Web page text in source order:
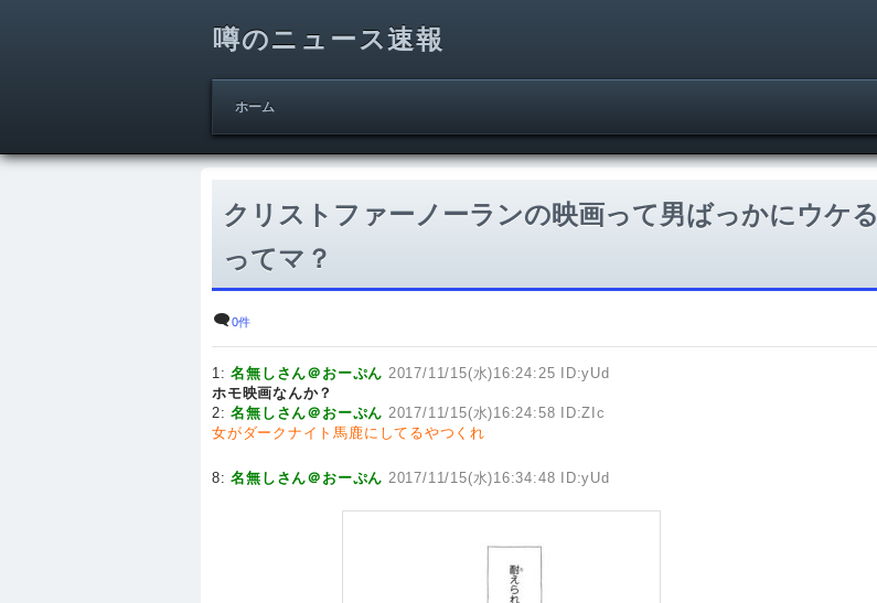
噂のニュース速報
ホーム
クリストファーノーランの映画って男ばっかにウケる
ってマ？
0件
1:名無しさん＠おーぷん 2017/11/15(水)16:24:25 ID:yUd
ホモ映画なんか？
2:名無しさん＠おーぷん 2017/11/15(水)16:24:58 ID:ZIc
女がダークナイト馬鹿にしてるやつくれ
8:名無しさん＠おーぷん 2017/11/15(水)16:34:48 ID:yUd